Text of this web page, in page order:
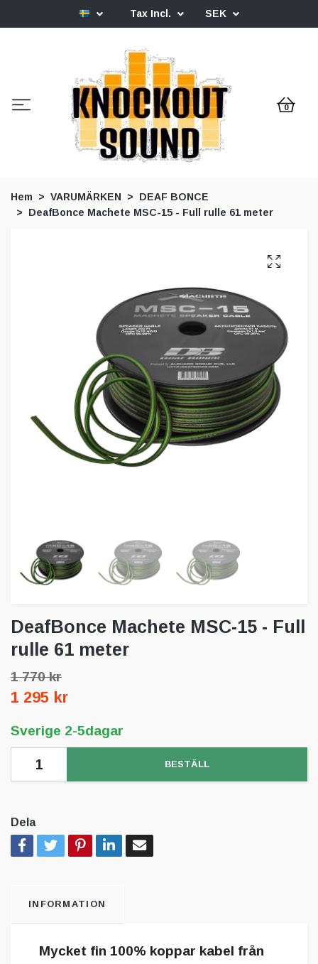
Tax Incl. SEK
0
Hem VARUMÄRKEN
DEAF BONCE
DeafBonce Machete MSC-15 - Full rulle 61 meter
DeafBonce Machete MSC-15 - Full
rulle 61 meter
1 770 kr
1 295 kr
Sverige 2-5dagar
BESTÄLL
Dela
INFORMATION
Mycket fin 100% koppar kabel från